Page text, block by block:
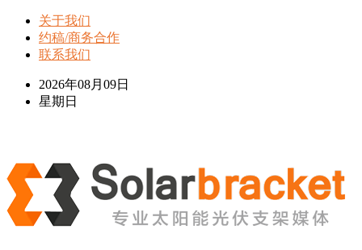
关于我们
约稿/商务合作
联系我们
2026年08月09日
星期日